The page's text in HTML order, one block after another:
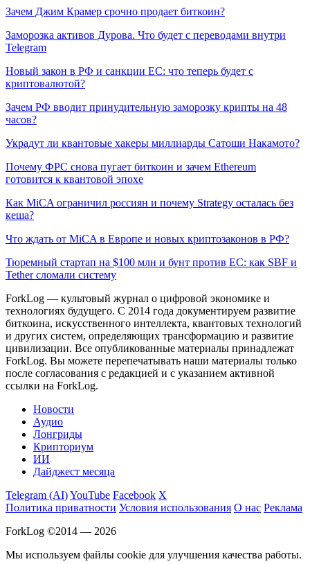
Зачем Джим Крамер срочно продает биткоин?
Заморозка активов Дурова. Что будет с переводами внутри
Telegram
Новый закон в РФ и санкции ЕС: что теперь будет с
криптовалютой?
Зачем РФ вводит принудительную заморозку крипты на 48
часов?
Украдут ли квантовые хакеры миллиарды Сатоши Накамото?
Почему ФРС снова пугает биткоин и зачем Ethereum
готовится к квантовой эпохе
Как MiCA ограничил россиян и почему Strategy осталась без
кеша?
Что ждать от MiCA в Европе и новых криптозаконов в РФ?
Тюремный стартап на $100 млн и бунт против ЕС: как SBF и
Tether сломали систему
ForkLog — культовый журнал о цифровой экономике и
технологиях будущего. С 2014 года документируем развитие
биткоина, искусственного интеллекта, квантовых технологий
и других систем, определяющих трансформацию и развитие
цивилизации. Все опубликованные материалы принадлежат
ForkLog. Вы можете перепечатывать наши материалы только
после согласования с редакцией и с указанием активной
ссылки на ForkLog.
Новости
Аудио
Лонгриды
Крипториум
ИИ
Дайджест месяца
Telegram (AI)YouTube Facebook X
Политика приватности Условия использования О нас Реклама
ForkLog ©2014 — 2026
Мы используем файлы cookie для улучшения качества работы.